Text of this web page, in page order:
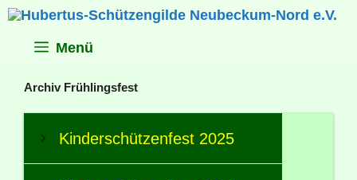
Zum
Inhalt
Menü
Archiv Frühlingsfest
Kinderschützenfest 2025